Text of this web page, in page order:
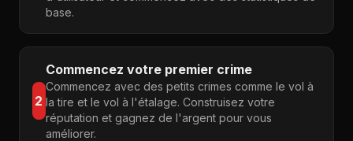
base.
2
Commencez votre premier crime
Commencez avec des petits crimes comme le vol à
la tire et le vol à l'étalage. Construisez votre
réputation et gagnez de l'argent pour vous
améliorer.